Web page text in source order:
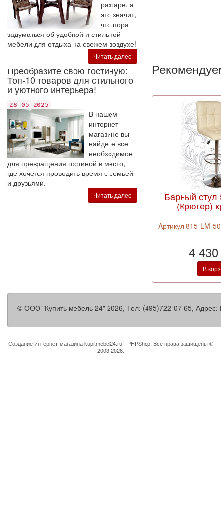
разгаре, а
это значит,
что пора
задуматься об удобной и стильной
мебели для отдыха на свежем воздухе!
Читать далее
Преобразите свою гостиную:
Топ-10 товаров для стильного
и уютного интерьера!
28-05-2025
В нашем
интернет-
магазине вы
найдете все
необходимое
для превращения гостиной в место,
где хочется проводить время с семьей
и друзьями.
Читать далее Барный стул
(Крюгер)
Aртикул 815-LM-
4
В
© ООО "Купить мебель 24" 2026, Тел: (495)722-07-65, Адрес:
Создание Интернет-магазинаkupitmebel24.ru - PHPShop. Все права защищены ©
2003-2026.